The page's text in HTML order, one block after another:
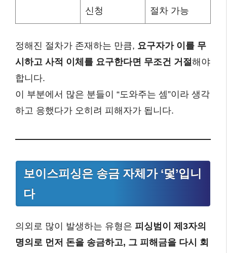
신청
절차 가능
정해진 절차가 존재하는 만큼, 요구자가 이를 무
시하고 사적 이체를 요구한다면 무조건 거절 해야
합니다.
이 부분에서 많은 분들이 “도와주는 셈”이라 생각
하고 응했다가 오히려 피해자가 됩니다.
보이스피싱은 송금 자체가 ‘덫’입니
다
의외로 많이 발생하는 유형은 피싱범이 제3자의
명의로 먼저 돈을 송금하고, 그 피해금을 다시 회